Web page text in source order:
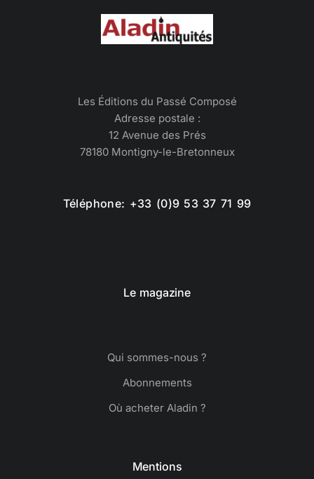
Les Éditions du Passé Composé
Adresse postale :
12 Avenue des Prés
78180 Montigny-le-Bretonneux
Téléphone: +33 (0)9 53 37 71 99
Le magazine
Qui sommes-nous ?
Abonnements
Où acheter Aladin ?
Mentions